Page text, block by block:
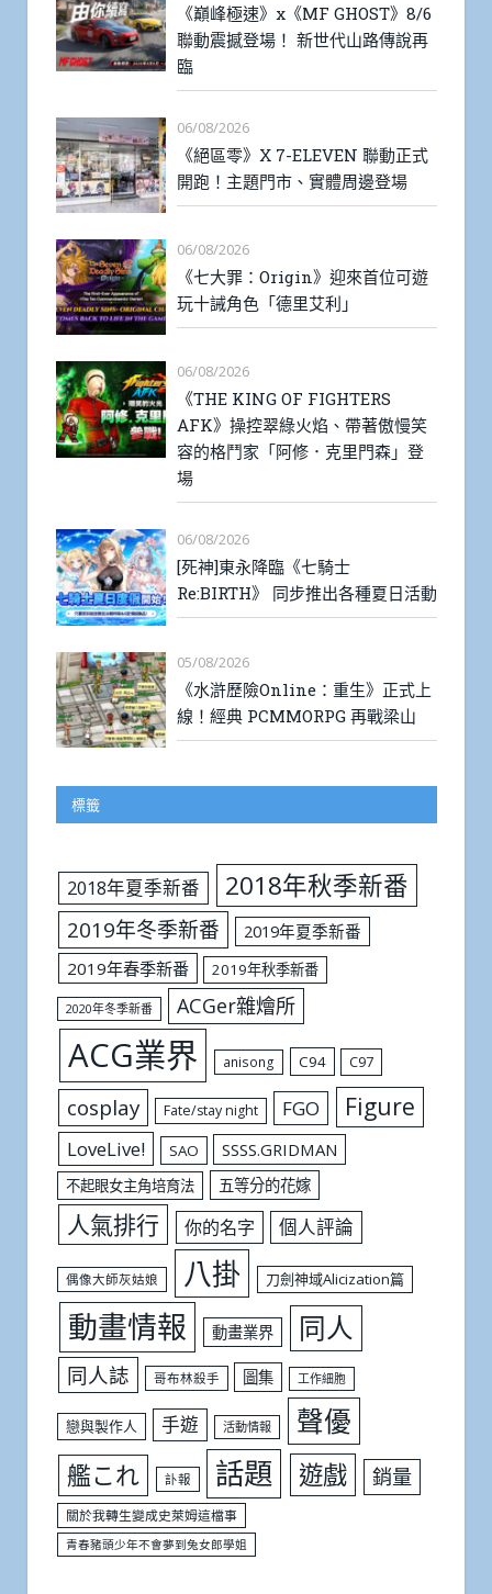
《巔峰極速》x《MF GHOST》8/6
聯動震撼登場！ 新世代山路傳說再
臨
06/08/2026
《絕區零》X 7-ELEVEN 聯動正式
開跑！主題門市、實體周邊登場
06/08/2026
《七大罪：Origin》迎來首位可遊
玩十誡角色「德里艾利」
06/08/2026
《THE KING OF FIGHTERS
AFK》操控翠綠火焰、帶著傲慢笑
容的格鬥家「阿修．克里門森」登
場
06/08/2026
[死神]東永降臨《七騎士
Re:BIRTH》 同步推出各種夏日活動
05/08/2026
《水滸歷險Online：重生》正式上
線！經典 PCMMORPG 再戰梁山
標籤
2018年夏季新番 2018年秋季新番
2019年冬季新番
2019年夏季新番
2019年春季新番
2019年秋季新番
2020年冬季新番 ACGer雜燴所
ACG業界 anisong C94 C97
cosplay Fate/stay night FGO Figure
LoveLive! SAO SSSS.GRIDMAN
不起眼女主角培育法 五等分的花嫁
人氣排行 你的名字 個人評論
偶像大師灰姑娘 八掛 刀劍神域Alicization篇
動畫情報 動畫業界 同人
同人誌 哥布林殺手 圖集 工作細胞
戀與製作人 手遊 活動情報 聲優
艦これ 訃報 話題 遊戲 銷量
關於我轉生變成史萊姆這檔事
青春豬頭少年不會夢到兔女郎學姐